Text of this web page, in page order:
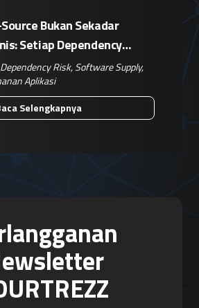
Bukan Sekadar
Setiap Dependency
Risiko Bisnis
Dependency Risk,Software Supply,
Aplikasi
Selengkapnya